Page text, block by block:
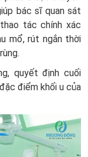
bác sĩ quan sát
tác chính xác
mổ, rút ngắn thời
quyết định cuối
điểm khối u của